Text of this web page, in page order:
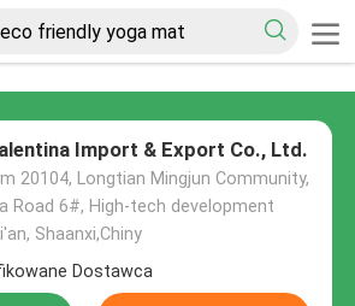
Import & Export Co., Ltd.
20104, Longtian Mingjun Community,
Road 6#, High-tech development
Shaanxi,Chiny
Dostawca